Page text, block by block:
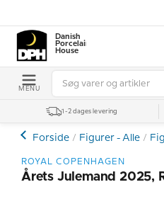
Danish
Porcelain
House
MENU
1-2 dages levering
Forside Figurer - Alle
ROYAL COPENHAGEN
Årets Julemand 2025,